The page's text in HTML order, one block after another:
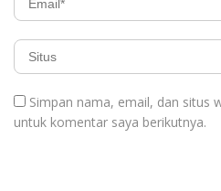
Simpan nama, email, dan situs
untuk komentar saya berikutnya.